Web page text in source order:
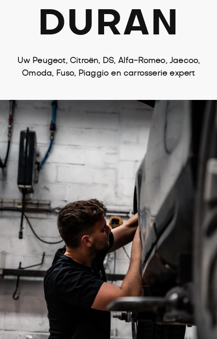
DURAN
Uw Peugeot, Citroën, DS, Alfa-Romeo, Jaecoo,
Omoda, Fuso, Piaggio en carrosserie expert